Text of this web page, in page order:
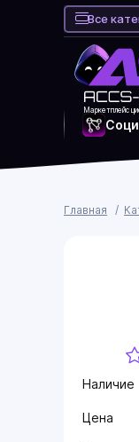
Все
Маркетплейс
Главная
Наличие
Цена